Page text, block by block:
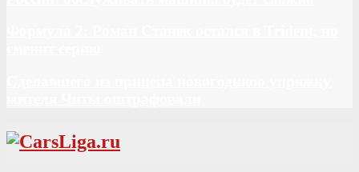
Vk